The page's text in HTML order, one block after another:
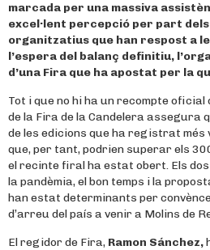
marcada per una massiva
excel·lent percepció per part
organitzatius que han respost a
l’espera del balanç definitiu,
d’una Fira que ha apostat per la
Tot i que no hi ha un recompte
de la Fira de la Candelera assegura
de les edicions que ha registrat
que, per tant, podrien superar els
el recinte firal ha estat obert. Els
la pandèmia, el bon temps i la
han estat determinants per
d’arreu del país a venir a Molins de
El regidor de Fira, Ramon Sánchez,